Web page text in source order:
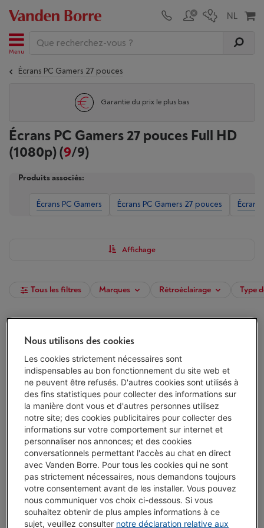
Menu
Écrans PC Gamers 27 pouces
Garantie du prix le plus bas
Écrans PC Gamers 27 pouces Full HD
(1080p)(9/9)
Produits associés:
Écrans PC Gamers Écrans PC Gamers 27 pouces
Affichage
Tous les filtres Marques Rétroéclairage Type
(3)
Écochèques
Technologie d'écran: IPS
Taux de rafraîchissement: 240 Hz
Temps de réponse: 1 ms
Disponible - Voir le stock
€ 369,00
J'achète
Comparer
MSI MAG 274F
Nous utilisons des cookies
Les cookies strictement nécessaires sont
indispensables au bon fonctionnement du site web et
ne peuvent être refusés. D'autres cookies sont utilisés à
des fins statistiques pour collecter des informations sur
la manière dont vous et d'autres personnes utilisez
notre site; des cookies publicitaires pour collecter des
informations sur votre comportement sur internet et
personnaliser nos annonces; et des cookies
conversationnels permettant l'accès au chat en direct
avec Vanden Borre. Pour tous les cookies qui ne sont
pas strictement nécessaires, nous demandons toujours
votre consentement avant de les installer. Vous pouvez
nous communiquer vos choix ci-dessous. Si vous
souhaitez obtenir de plus amples informations à ce
sujet, veuillez consulter notre déclaration relative aux